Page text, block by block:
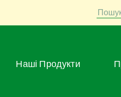
Пошук
Наші Продукти